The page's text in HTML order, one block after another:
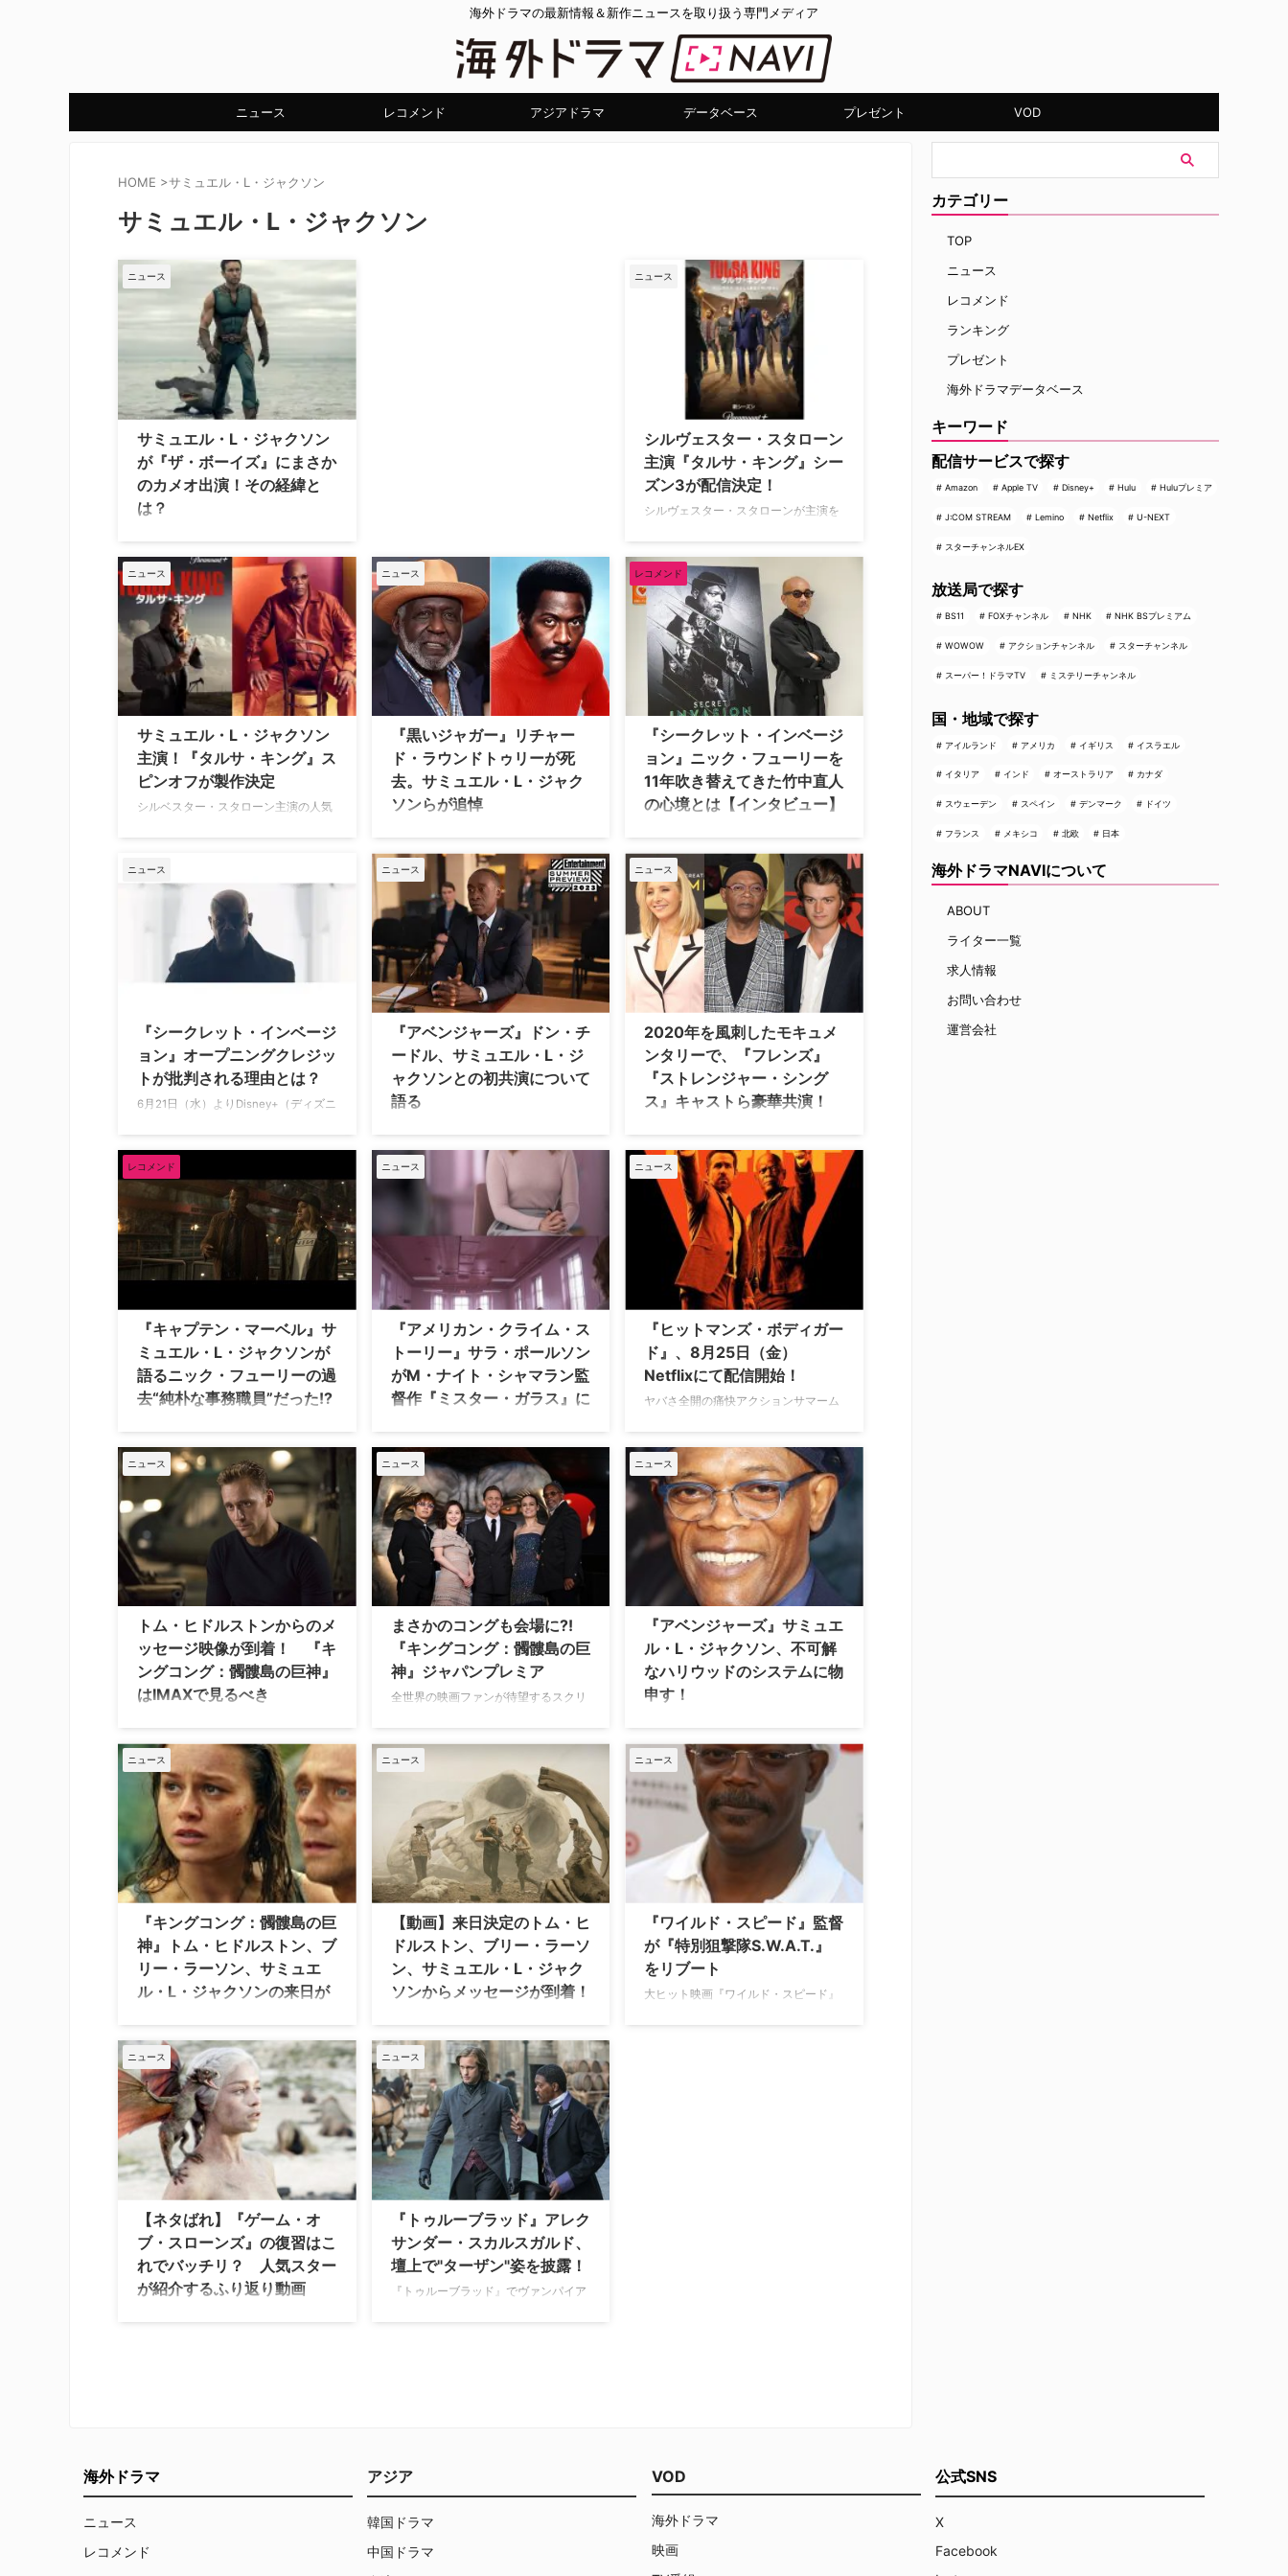
海外ドラマの最新情報＆新作ニュースを取り扱う専門メディア
ニュース レコメンド アジアドラマ データベース プレゼント VOD
HOME >サミュエル・L・ジャクソン
サミュエル・L・ジャクソン
ニュース
サミュエル・L・ジャクソン
が『ザ・ボーイズ』にまさか
のカメオ出演！その経緯と
は？
ズ』。その最新エピソード、シーズン
5第7話「フランスの男、ある女、マザ
ーズ・ミルクと呼ばれる男」に、まさ
かの大物がカメオ出演した。その舞台
裏について、クリエイターのエリッ
ク・クリプキが語っている。（※本記
事はシーズン5第7話「フランスの男、
ある女、マザーズ・ミルクと呼ばれる
意ください） 「特徴的な声を求めて」
願望が叶う 5月13日（水）にリリース
された同エピソードに登場したディー
プの海の仲間であるシュモク …
ニュース
シルヴェスター・スタローン
主演『タルサ・キング』シー
ズン3が配信決定！
シルヴェスター・スタローンが主演を
Paramount+にて独占配信されること
が決定。特報＆キービジュアルが公開
された。 『タルサ・キング』シーズン
3の配信が決定！ 『タルサ・キング』
は、ファミリーから戦力外の通告を受
けたマフィア ドワイト・マンフレディ
がアメリカの片田舎タルサを舞台に、
仲間0・資金0の絶体絶命の状態から新
なる姿を描く物語。 シーズン1配信時
は、１日でのサービス加入者増加数が
当時の最高記録を樹立 …
ニュース
サミュエル・L・ジャクソン
主演！『タルサ・キング』ス
ピンオフが製作決定
シルベスター・スタローン主演の人気
ことが明らかになった。舞台はニュー
オーリンズで、主演と製作総指揮には
ハリウッドを代表する名優、サミュエ
ル・L・ジャクソンが決定している。
サミュエル・L・ジャクソンが演じる
のは？ 『タルサ・キング』は、大物ニ
ューヨーク・マフィアのドワイト（シ
ルサに送られることから始まる物語。
そこで彼は、新しい犯罪帝国を築き上
げようと奮闘する。シ …
ニュース
『黒いジャガー』リチャー
ド・ラウンドトゥリーが死
去。サミュエル・L・ジャク
ソンらが追悼
じ、その後もTVシリーズなどで同役に
扮したリチャード・ラウンドトゥリー
が81歳で亡くなった。米Deadlineなど
複数のメディアが伝えている。 初の黒
人アクションヒーローでブラックパワ
ーの象徴 リチャードは今月24日
（火）の午後、ロサンゼルスの自宅で
家族に見守られながら膵臓ガンのため
息を引き取ったという。リチャードは
1993年に乳ガンと診断され、男性の乳
ガンの危険性を訴えていた。 1942年
にニューヨーク州で生まれたリチャー
ドは、モデル …
レコメンド
『シークレット・インベージ
ョン』ニック・フューリーを
11年吹き替えてきた竹中直人
の心境とは【インタビュー】
ック・ユニバース）最新作『シークレ
ット・インベージョン』。本作でサミ
ュエル・L・ジャクソン演じるニッ
ク・フューリーの日本版吹き替え声優
を務めている竹中直人を直撃！ 10年
以上にわたって同役を吹き替えてきた
心境や、本作の見どころについて語っ
てもらった。 （本記事には『シークレ
ット・インベージョン』第1話の重大
なネタバレが含まれます） 『シークレ
ット・インベージョン』竹中直人イン
タビュー ――本作はニック・フューリ
ーが主役ですが、初め …
ニュース
『シークレット・インベージ
ョン』オープニングクレジッ
トが批判される理由とは？
6月21日（水）よりDisney+（ディズニ
1話が配信開始となったが、そのオー
プニングクレジットが物議を醸してい
るようだ。一体、何が問題なのだろう
か？ デリケートな時期にAIに仕事を奪
われて… 本シリーズは、国際平和維持
組織S.H.I.E.L.D.（シールド）の元長官
ニック・フューリーが、あらゆる人物
ン（見えざる地球侵略計画）」の阻止
に挑むサスペンス・スリラー。マーベ
ルの …
ニュース
『アベンジャーズ』ドン・チ
ードル、サミュエル・L・ジ
ャクソンとの初共演について
語る
（MCU）に出演しているジェーム
ズ・“ローディ”・ローズ／ウォーマシ
ン役のドン・チードルとニック・フュ
ーリー役のサミュエル・L・ジャクソ
ン。何度も同じ作品に名を連ねてきた
ドンとサミュエルは友人でもあるが、
一緒に撮影したのは新作ドラマ『シー
クレット・インベージョン』が初めて
だったという。 10年以上関わり続けて
初めて、友と対面 6月21日（水）より
Disney+（ディズニープラス）で日米
同時配信となる新たなマーベルドラマ
『シークレット・イン …
ニュース
2020年を風刺したモキュメ
ンタリーで、『フレンズ』
『ストレンジャー・シング
ス』キャストら豪華共演！
ターが手掛ける2020年を風刺した
Netflixのモキュメンタリー番組
『DeathTo2020（原題）』に、『スト
レンジャー・シングス／未知の世界』
や『フレンズ』の人気キャストらが出
演することが明らかとなった。米
Deadlineが報じている。 『ブラッ…
レコメンド
『キャプテン・マーベル』サ
ミュエル・L・ジャクソンが
語るニック・フューリーの過
去“純朴な事務職員”だった!?
ーベル初の女性ヒーロー単独主役であ
る本作には、後に"アベンジャーズ"を
結成させる国際平和維持組織
S.H.I.E.L.D.のニック・フューリーが若
きエージェントとして登場する。そん
な彼の過去を、演じるサミュエル・
L・ジャクソンが語った。 【関連記
事】アベ…
ニュース
『アメリカン・クライム・ス
トーリー』サラ・ポールソン
がM・ナイト・シャマラン監
督作『ミスター・ガラス』に
2019年1月18日（金）から公開され
る、M・ナイト・シャマラン（『シッ
クス・センス』『ウェイワード・パイ
ンズ 出口のない街』）監督最新作の
サスペンス・スリラー映画『ミスタ
ー・ガラス』。同作の鍵となるキャラ
クターを演じるサラ・ポールソンが出
演することになった経緯を、本人と監
督が語っている。 【関連記事】役作り
に活用した…
ニュース
『ヒットマンズ・ボディガー
ド』、8月25日（金）
Netflixにて配信開始！
ヤバさ全開の痛快アクションサマーム
てストリーミング配信を開始すること
が決定！ この度、キーアートビジュ
アルと予告編が解禁となった。 東ヨー
ロッパの独裁者が被告となる裁判のた
め、証人として世界最悪の殺し屋・ダ
リウスを国際司法裁判所に連れて行く
ニュース
トム・ヒドルストンからのメ
ッセージ映像が到着！ 『キ
ングコング：髑髏島の巨神』
はIMAXで見るべき
ベンチャー超大作『キングコング：髑
髏島の巨神』。神話の中にだけ存在す
るとされた謎の島に調査遠征隊が派遣
される。彼らの任務は、未知なる生物
を発見すること。だが、その島は、人
類が決して足を踏み入れてはならない
「髑髏島（ドクロトウ）」だった…。
【関連…
ニュース
まさかのコングも会場に?!
『キングコング：髑髏島の巨
神』ジャパンプレミア
全世界の映画ファンが待望するスクリ
髏島の巨神』。3月25日（土）より公
開となる今作をひっさげ、トム・ヒド
ルストン（『ナイトマネジャー』）、
サミュエル・L・ジャクソン（『ヘイ
トフル・エイト』）、ブリー・ラーソ
ン（『ルーム』）が来日。新宿区歌舞
伎町で行わ…
ニュース
『アベンジャーズ』サミュエ
ル・L・ジャクソン、不可解
なハリウッドのシステムに物
申す！
引っ張りだこの人気俳優サミュエル・
L・ジャクソンが、このほど出演した
ラジオ番組の中で、人種をテーマにし
たアメリカ映画に出演するイギリス人
俳優についてコメントし話題を集め
た。米Deadlineが報じている。 サミュ
エルは新作映画『キングコング：髑髏
島の巨…
ニュース
『キングコング：髑髏島の巨
神』トム・ヒドルストン、ブ
リー・ラーソン、サミュエ
ル・L・ジャクソンの来日が
全世界の映画ファンが待望するスクリ
ーンの王者"キングコング"を描くアド
ベンチャー超大作『キングコング：髑
髏島の巨神』。3月25日（土）より全
国ロードショーとなる今作をひっさ
げ、主役のトム・ヒドルストンの初来
日が決定！ あわせて、アカデミー賞
を受賞した『ルーム』以来1年ぶりと
なるブリー・ラーソン、2012年の『ア
ベンジャ…
ニュース
【動画】来日決定のトム・ヒ
ドルストン、ブリー・ラーソ
ン、サミュエル・L・ジャク
ソンからメッセージが到着！
ョン超大作『キングコング：髑髏島の
巨神』。公開間近となる3月14日
（火）と15日（水）に主役のトム・ヒ
ドルストン、ブリー・ラーソン、サミ
ュエル・L・ジャクソンの来日が決
定！ 待望の来日決定を記念する3シ
ョット動画メッセージが到着したので
ご紹介しよ…
ニュース
『ワイルド・スピード』監督
が『特別狙撃隊S.W.A.T.』
をリブート
大ヒット映画『ワイルド・スピード』
ニュース
【ネタばれ】『ゲーム・オ
ブ・スローンズ』の復習はこ
れでバッチリ？ 人気スター
が紹介するふり返り動画
スト映像でナレ…
ニュース
『トゥルーブラッド』アレク
サンダー・スカルスガルド、
壇上で"ターザン"姿を披露！
『トゥルーブラッド』でヴァンパイア
カテゴリー
TOP
ニュース
レコメンド
ランキング
プレゼント
海外ドラマデータベース
キーワード
配信サービスで探す
Amazon Apple TV Disney+ Hulu Huluプレミア
J:COM STREAM Lemino Netflix U-NEXT
スターチャンネルEX
放送局で探す
BS11 FOXチャンネル NHK NHK BSプレミアム
WOWOW アクションチャンネル スターチャンネル
スーパー！ドラマTV ミステリーチャンネル
国・地域で探す
アイルランド アメリカ イギリス イスラエル
イタリア インド オーストラリア カナダ
スウェーデン スペイン デンマーク ドイツ
フランス メキシコ 北欧 日本
海外ドラマNAVIについて
ABOUT
ライター一覧
求人情報
お問い合わせ
運営会社
海外ドラマ
ニュース
レコメンド
アジア
韓国ドラマ
中国ドラマ
VOD
海外ドラマ
映画
公式SNS
X
Facebook